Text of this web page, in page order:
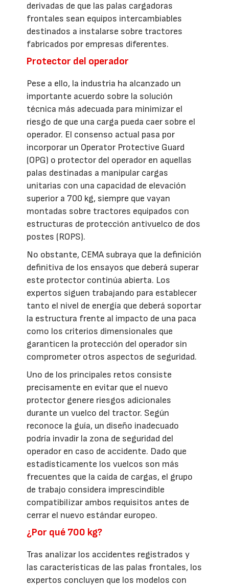
derivadas de que las palas cargadoras
frontales sean equipos intercambiables
destinados a instalarse sobre tractores
fabricados por empresas diferentes.
Protector del operador
Pese a ello, la industria ha alcanzado un
importante acuerdo sobre la solución
técnica más adecuada para minimizar el
riesgo de que una carga pueda caer sobre el
operador. El consenso actual pasa por
incorporar un Operator Protective Guard
(OPG) o protector del operador en aquellas
palas destinadas a manipular cargas
unitarias con una capacidad de elevación
superior a 700 kg, siempre que vayan
montadas sobre tractores equipados con
estructuras de protección antivuelco de dos
postes (ROPS).
No obstante, CEMA subraya que la definición
definitiva de los ensayos que deberá superar
este protector continúa abierta. Los
expertos siguen trabajando para establecer
tanto el nivel de energía que deberá soportar
la estructura frente al impacto de una paca
como los criterios dimensionales que
garanticen la protección del operador sin
comprometer otros aspectos de seguridad.
Uno de los principales retos consiste
precisamente en evitar que el nuevo
protector genere riesgos adicionales
durante un vuelco del tractor. Según
reconoce la guía, un diseño inadecuado
podría invadir la zona de seguridad del
operador en caso de accidente. Dado que
estadísticamente los vuelcos son más
frecuentes que la caída de cargas, el grupo
de trabajo considera imprescindible
compatibilizar ambos requisitos antes de
cerrar el nuevo estándar europeo.
¿Por qué 700 kg?
Tras analizar los accidentes registrados y
las características de las palas frontales, los
expertos concluyen que los modelos con